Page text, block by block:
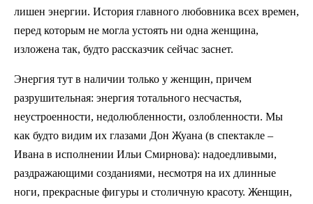
лишен энергии. История главного любовника всех времен,
перед которым не могла устоять ни одна женщина,
изложена так, будто рассказчик сейчас заснет.
Энергия тут в наличии только у женщин, причем
разрушительная: энергия тотального несчастья,
неустроенности, недолюбленности, озлобленности. Мы
как будто видим их глазами Дон Жуана (в спектакле –
Ивана в исполнении Ильи Смирнова): надоедливыми,
раздражающими созданиями, несмотря на их длинные
ноги, прекрасные фигуры и столичную красоту. Женщин,